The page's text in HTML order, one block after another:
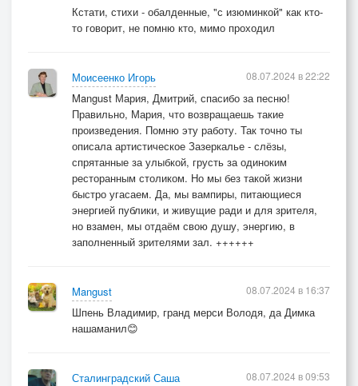
Кстати, стихи - обалденные, "с изюминкой" как кто-
то говорит, не помню кто, мимо проходил
Моисеенко Игорь
Mangust Мария, Дмитрий, спасибо за песню!
Правильно, Мария, что возвращаешь такие
произведения. Помню эту работу. Так точно ты
описала артистическое Зазеркалье - слёзы,
спрятанные за улыбкой, грусть за одиноким
ресторанным столиком. Но мы без такой жизни
быстро угасаем. Да, мы вампиры, питающиеся
энергией публики, и живущие ради и для зрителя,
но взамен, мы отдаём свою душу, энергию, в
заполненный зрителями зал. ++++++
08.07.2024 в 22:22
Mangust
Шпень Владимир, гранд мерси Володя, да Димка
нашаманил😊
08.07.2024 в 16:37
Сталинградский Саша
08.07.2024 в 09:53